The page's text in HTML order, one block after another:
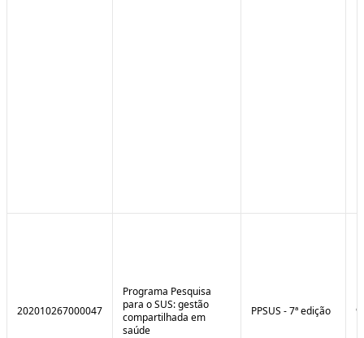
202010267000047
Programa Pesquisa
para o SUS: gestão
compartilhada em
saúde
PPSUS - 7ª edição